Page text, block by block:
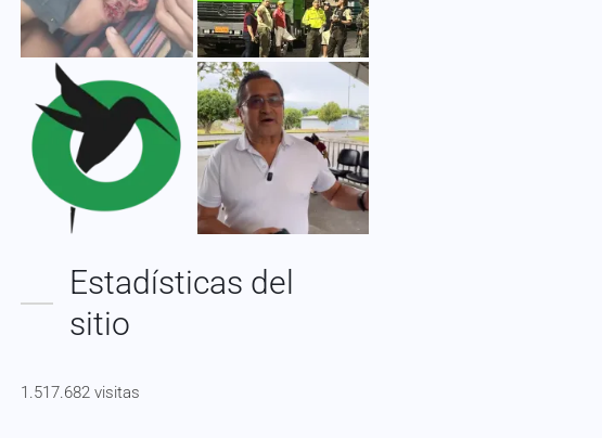
Estadísticas del
sitio
1.517.682 visitas